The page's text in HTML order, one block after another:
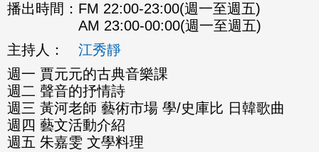
播出時間： FM 22:00-23:00(週一至週五)
AM 23:00-00:00(週一至週五)
主持人：
江秀靜
週一 賈元元的古典音樂課
週二 聲音的抒情詩
週三 黃河老師 藝術市場 學/史庫比 日韓歌曲
週四 藝文活動介紹
週五 朱嘉雯 文學料理